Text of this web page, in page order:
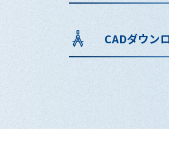
CADダウン